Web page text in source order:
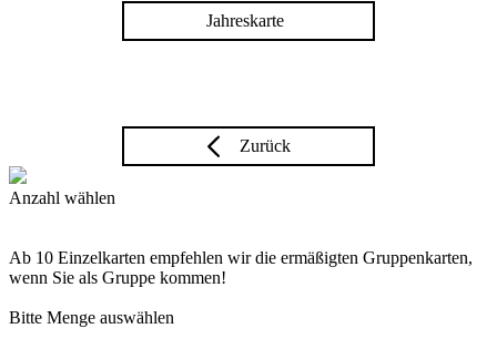
Jahreskarte
Zurück
Anzahl wählen
Ab 10 Einzelkarten empfehlen wir die ermäßigten Gruppenkarten,
wenn Sie als Gruppe kommen!
Bitte Menge auswählen